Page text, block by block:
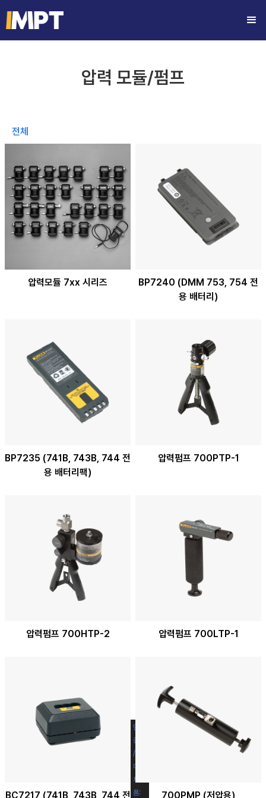
압력 모듈/펌프
전체
압력모듈 7xx 시리즈
BP7240 (DMM 753, 754 전
용 배터리)
BP7235 (741B, 743B, 744 전
용 배터리팩)
압력펌프 700PTP-1
압력펌프 700HTP-2 압력펌프 700LTP-1
단
종
/
대
체
품:
BC7217 (741B, 743B, 744 전 700PMP (저압용)